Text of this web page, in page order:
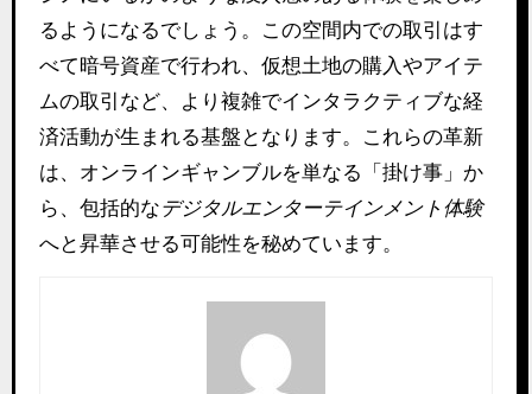
るようになるでしょう。この空間内での取引はす
べて暗号資産で行われ、仮想土地の購入やアイテ
ムの取引など、より複雑でインタラクティブな経
済活動が生まれる基盤となります。これらの革新
は、オンラインギャンブルを単なる「掛け事」か
ら、包括的なデジタルエンターテインメント体験
へと昇華させる可能性を秘めています。